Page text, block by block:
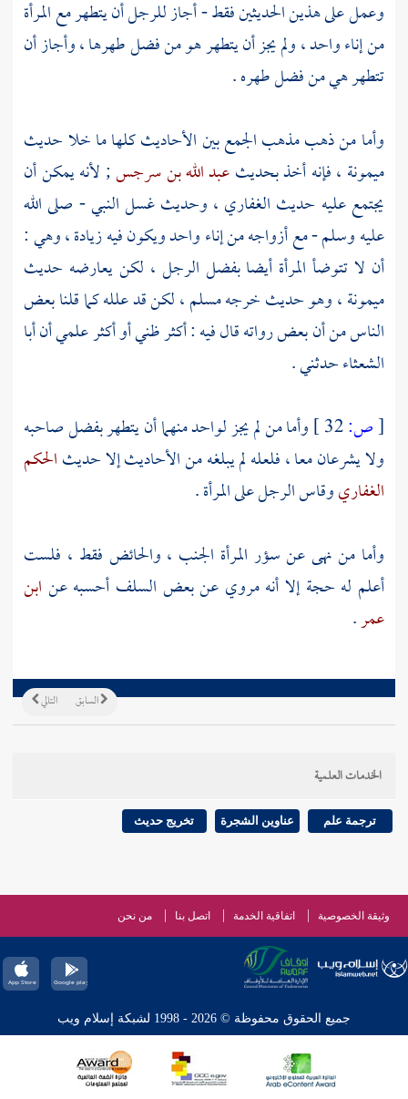
وعمل على هذين الحديثين فقط - أجاز للرجل أن يتطهر مع المرأة
من إناء واحد ، ولم يجز أن يتطهر هو من فضل طهرها ، وأجاز أن
تتطهر هي من فضل طهره .
وأما من ذهب مذهب الجمع بين الأحاديث كلها ما خلا حديث
ميمونة ، فإنه أخذ بحديثعبد الله بن سرجس; لأنه يمكن أن
يجتمع عليه حديث الغفاري ، وحديث غسل النبي - صلى الله
عليه وسلم - مع أزواجه من إناء واحد ويكون فيه زيادة ، وهي :
أن لا تتوضأ المرأة أيضا بفضل الرجل ، لكن يعارضه حديث
ميمونة، وهو حديث خرجهمسلم، لكن قد علله كما قلنا بعض
الناس من أن بعض رواته قال فيه : أكثر ظني أو أكثر علمي أنأبا
الشعثاءحدثني .
[ص:
وأما من لم يجز لواحد منهما أن يتطهر بفضل صاحبه
ولا يشرعان معا ، فلعله لم يبلغه من الأحاديث إلا حديثالحكم
الغفاريوقاس الرجل على المرأة .
وأما من نهى عن سؤر المرأة الجنب ، والحائض فقط ، فلست
أعلم له حجة إلا أنه مروي عن بعض السلف أحسبه عن ابن
عمر.
التالي السابق
الخدمات العلمية
ترجمة علم عناوين الشجرة تخريج حديث
وثيقة الخصوصية اتفاقية الخدمة اتصل بنا من نحن
جميع الحقوق محفوظة © 2026 - 1998 لشبكة إسلام ويب